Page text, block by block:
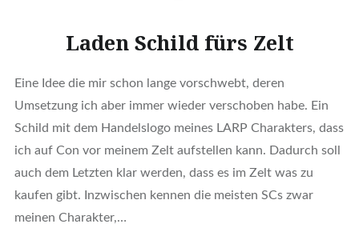
Laden Schild fürs Zelt
Eine Idee die mir schon lange vorschwebt, deren
Umsetzung ich aber immer wieder verschoben habe. Ein
Schild mit dem Handelslogo meines LARP Charakters, dass
ich auf Con vor meinem Zelt aufstellen kann. Dadurch soll
auch dem Letzten klar werden, dass es im Zelt was zu
kaufen gibt. Inzwischen kennen die meisten SCs zwar
meinen Charakter,…